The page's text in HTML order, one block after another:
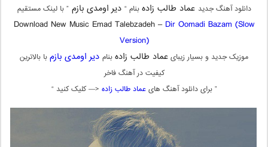
دانلود آهنگ جدید عماد طالب زادهبنام “ دیر اومدی بازم” با لینک مستقیم
Download New Music Emad Talebzadeh – Dir Oomadi Bazam (Slow
Version)
موزیک جدید و بسیار زیبایعماد طالب زادهبنام دیر اومدی بازمبا بالاترین
کیفیت در آهنگ فاخر
” برای دانلود آهنگ هایعماد طالب زاده <— کلیک کنید “